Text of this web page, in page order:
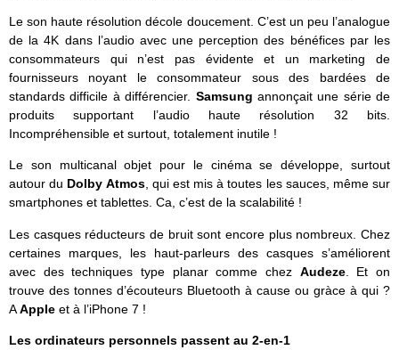
Le son haute résolution décole doucement. C’est un peu l’analogue
de la 4K dans l’audio avec une perception des bénéfices par les
consommateurs qui n’est pas évidente et un marketing de
fournisseurs noyant le consommateur sous des bardées de
standards difficile à différencier. Samsung annonçait une série de
produits supportant l’audio haute résolution 32 bits.
Incompréhensible et surtout, totalement inutile !
Le son multicanal objet pour le cinéma se développe, surtout
autour du Dolby Atmos, qui est mis à toutes les sauces, même sur
smartphones et tablettes. Ca, c’est de la scalabilité !
Les casques réducteurs de bruit sont encore plus nombreux. Chez
certaines marques, les haut-parleurs des casques s’améliorent
avec des techniques type planar comme chez Audeze. Et on
trouve des tonnes d’écouteurs Bluetooth à cause ou gràce à qui ?
AApple et à l’iPhone 7 !
Les ordinateurs personnels passent au 2-en-1